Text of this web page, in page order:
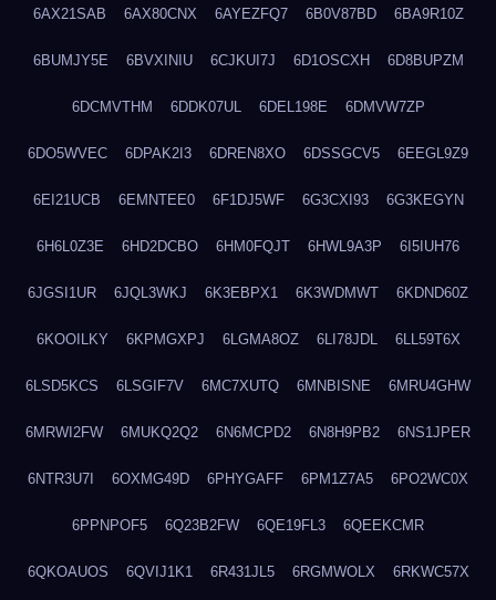
6AX21SAB 6AX80CNX 6AYEZFQ7 6B0V87BD 6BA9R10Z
6BUMJY5E 6BVXINIU 6CJKUI7J 6D1OSCXH 6D8BUPZM
6DCMVTHM 6DDK07UL 6DEL198E 6DMVW7ZP
6DO5WVEC 6DPAK2I3 6DREN8XO 6DSSGCV5 6EEGL9Z9
6EI21UCB 6EMNTEE0 6F1DJ5WF 6G3CXI93 6G3KEGYN
6H6L0Z3E 6HD2DCBO 6HM0FQJT 6HWL9A3P 6I5IUH76
6JGSI1UR 6JQL3WKJ 6K3EBPX1 6K3WDMWT 6KDND60Z
6KOOILKY 6KPMGXPJ 6LGMA8OZ 6LI78JDL 6LL59T6X
6LSD5KCS 6LSGIF7V 6MC7XUTQ 6MNBISNE 6MRU4GHW
6MRWI2FW 6MUKQ2Q2 6N6MCPD2 6N8H9PB2 6NS1JPER
6NTR3U7I 6OXMG49D 6PHYGAFF 6PM1Z7A5 6PO2WC0X
6PPNPOF5 6Q23B2FW 6QE19FL3 6QEEKCMR
6QKOAUOS 6QVIJ1K1 6R431JL5 6RGMWOLX 6RKWC57X